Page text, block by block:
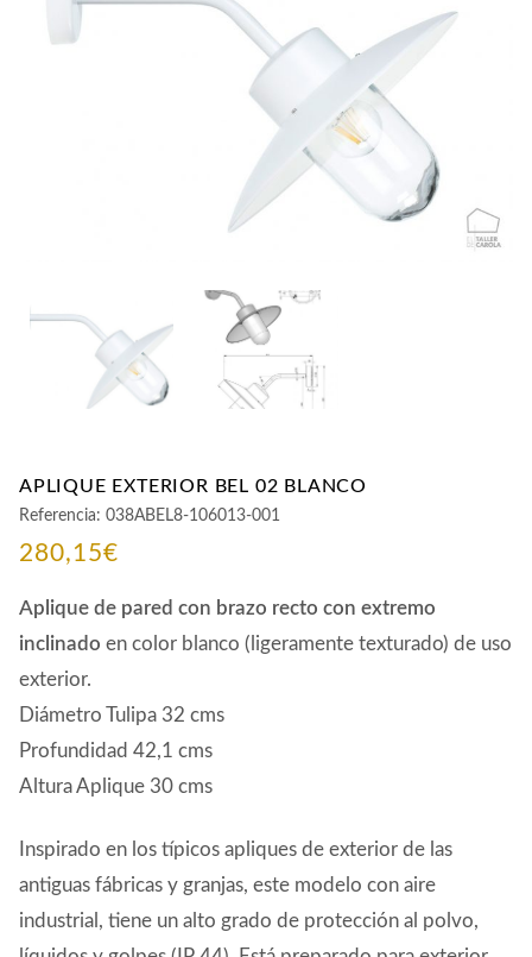
CONTACTO
APLIQUE EXTERIOR BEL 02 BLANCO
Referencia: 038ABEL8-106013-001
280,15€
Aplique de pared con brazo recto con extremo
inclinado en color blanco (ligeramente texturado) de uso
exterior.
Diámetro Tulipa 32 cms
Profundidad 42,1 cms
Altura Aplique 30 cms
Inspirado en los típicos apliques de exterior de las
antiguas fábricas y granjas, este modelo con aire
industrial, tiene un alto grado de protección al polvo,